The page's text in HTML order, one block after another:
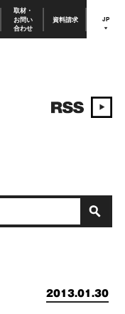
取材・
お問い
合わせ
資料請求 JP
2013.01.30